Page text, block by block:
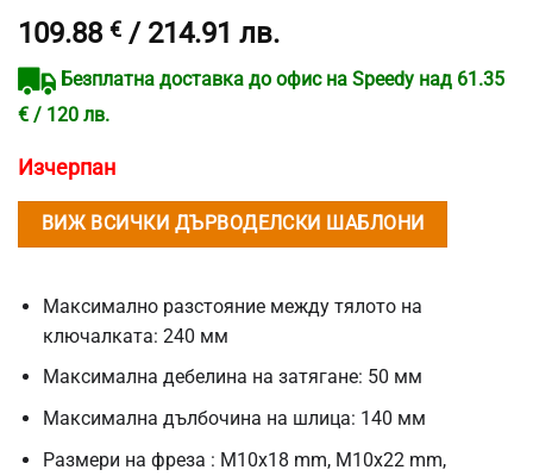
от 5,
базирано
на
потребителски
оценки
109.88 € / 214.91 лв.
Безплатна доставка до офис на Speedy над 61.35
€ / 120 лв.
Изчерпан
ВИЖ ВСИЧКИ ДЪРВОДЕЛСКИ ШАБЛОНИ
Максимално разстояние между тялото на
ключалката: 240 мм
Максимална дебелина на затягане: 50 мм
Максимална дълбочина на шлица: 140 мм
Размери на фреза : M10x18 mm, M10x22 mm,